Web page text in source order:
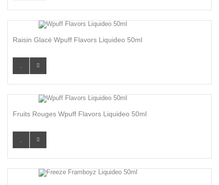
Raisin Glacé Wpuff Flavors Liquideo 50ml
Fruits Rouges Wpuff Flavors Liquideo 50ml